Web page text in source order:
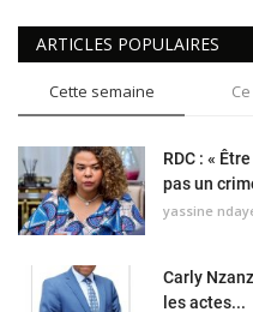
ARTICLES POPULAIRES
Cette semaine
RDC : «
pas un
yassine
Carly
les actes...